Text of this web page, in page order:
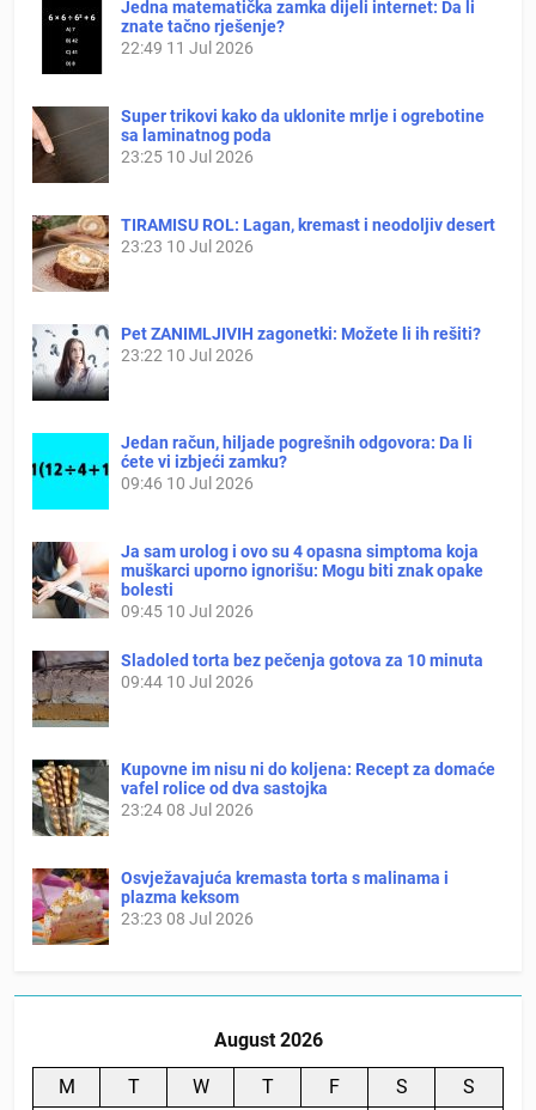
Jedna matematička zamka dijeli internet: Da li
znate tačno rješenje?
22:49 11 Jul 2026
Super trikovi kako da uklonite mrlje i ogrebotine
sa laminatnog poda
23:25 10 Jul 2026
TIRAMISU ROL: Lagan, kremast i neodoljiv desert
23:23 10 Jul 2026
Pet ZANIMLJIVIH zagonetki: Možete li ih rešiti?
23:22 10 Jul 2026
Jedan račun, hiljade pogrešnih odgovora: Da li
ćete vi izbjeći zamku?
09:46 10 Jul 2026
Ja sam urolog i ovo su 4 opasna simptoma koja
muškarci uporno ignorišu: Mogu biti znak opake
bolesti
09:45 10 Jul 2026
Sladoled torta bez pečenja gotova za 10 minuta
09:44 10 Jul 2026
Kupovne im nisu ni do koljena: Recept za domaće
vafel rolice od dva sastojka
23:2408 Jul 2026
Osvježavajuća kremasta torta s malinama i
plazma keksom
23:23 08 Jul 2026
August 2026
M T W T F S S